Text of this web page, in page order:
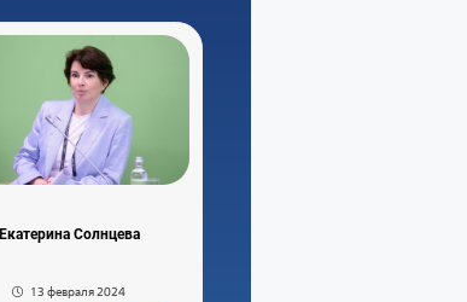
Екатерина Солнцева
13 февраля 2024